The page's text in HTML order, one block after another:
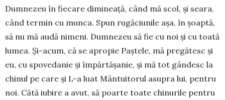
Dumnezeu în fiecare dimineață, când mă scol, și seara,
când termin cu munca. Spun rugăciunile așa, în șoaptă,
să nu mă audă nimeni. Dumnezeu să fie cu noi și cu toată
lumea. Și-acum, că se apropie Paștele, mă pregătesc și
eu, cu spovedanie și împărtășanie, și mă tot gândesc la
chinul pe care și L-a luat Mântuitorul asupra lui, pentru
noi. Câtă iubire a avut, să poarte toate chinurile pentru